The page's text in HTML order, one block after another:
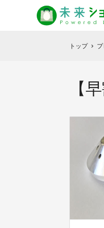
トップ chevron_right
【